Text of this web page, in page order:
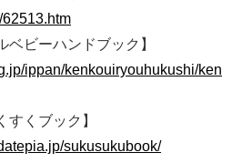
62513.htm
ベビーハンドブック】
ippan/kenkouiryouhukushi/ken
すくブック】
sukusukubook/